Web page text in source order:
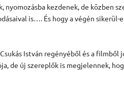
nyomozásba kezdenek, de közben
is…. És hogy a végén
István regényéből és a
de új szereplők is megjelennek,